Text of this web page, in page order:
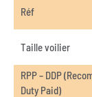
Réf
Taille voilier
RPP – DDP
Duty Paid)